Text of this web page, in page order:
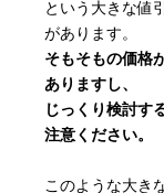
という大きな値
があります。
そもそもの価格
ありますし、
じっくり検討す
注意ください。
このような大き